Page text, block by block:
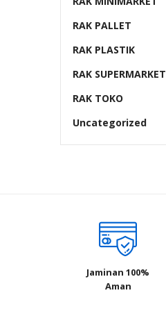
RAK PALLET
RAK PLASTIK
RAK SUPERMARKET
RAK TOKO
Uncategorized
Jaminan 100%
Aman